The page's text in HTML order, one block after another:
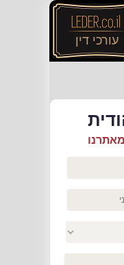
עורכי דין